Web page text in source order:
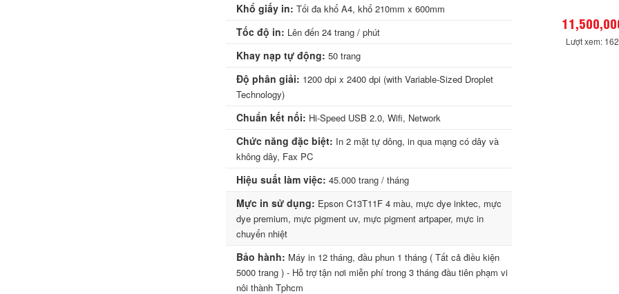
Khổ giấy in: Tối đa khổ A4, khổ 210mm x 600mm
Tốc độ in: Lên đến 24 trang / phút
Khay nạp tự động: 50 trang
Độ phân giải: 1200 dpi x 2400 dpi (with Variable-Sized Droplet
Technology)
Chuẩn kết nối: Hi-Speed USB 2.0, Wifi, Network
Chức năng đặc biệt: In 2 mặt tự dông, in qua mạng có dây và
không dây, Fax PC
Hiệu suất làm việc: 45.000 trang / tháng
Mực in sử dụng: Epson C13T11F 4 màu, mực dye inktec, mực
dye premium, mực pigment uv, mực pigment artpaper, mực in
chuyển nhiệt
Bảo hành: Máy in 12 tháng, đầu phun 1 tháng ( Tất cả điều kiện
5000 trang ) - Hỗ trợ tận nơi miễn phí trong 3 tháng đầu tiên phạm vi
nôi thành Tphcm
Lượt xem: